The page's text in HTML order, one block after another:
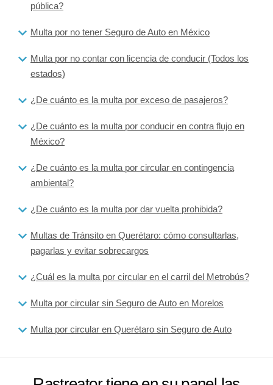
pública?
Multa por no tener Seguro de Auto en México
Multa por no contar con licencia de conducir (Todos los
estados)
¿De cuánto es la multa por exceso de pasajeros?
¿De cuánto es la multa por conducir en contra flujo en
México?
¿De cuánto es la multa por circular en contingencia
ambiental?
¿De cuánto es la multa por dar vuelta prohibida?
Multas de Tránsito en Querétaro: cómo consultarlas,
pagarlas y evitar sobrecargos
¿Cuál es la multa por circular en el carril del Metrobús?
Multa por circular sin Seguro de Auto en Morelos
Multa por circular en Querétaro sin Seguro de Auto